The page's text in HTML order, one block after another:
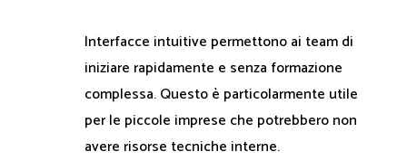
Interfacce intuitive permettono ai team di
iniziare rapidamente e senza formazione
complessa. Questo è particolarmente utile
per le piccole imprese che potrebbero non
avere risorse tecniche interne.